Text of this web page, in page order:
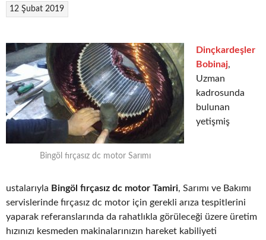
12 Şubat 2019
Bingöl fırçasız dc motor Sarımı
Dinçkardeşler
Bobinaj,
Uzman
kadrosunda
bulunan
yetişmiş
ustalarıyla Bingöl fırçasız dc motor Tamiri, Sarımı ve Bakımı
servislerinde fırçasız dc motor için gerekli arıza tespitlerini
yaparak referanslarında da rahatlıkla görüleceği üzere üretim
hızınızı kesmeden makinalarınızın hareket kabiliyeti